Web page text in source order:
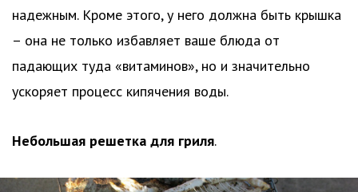
надежным. Кроме этого, у него должна быть крышка
– она не только избавляет ваше блюда от
падающих туда «витаминов», но и значительно
ускоряет процесс кипячения воды.
Небольшая решетка для гриля.